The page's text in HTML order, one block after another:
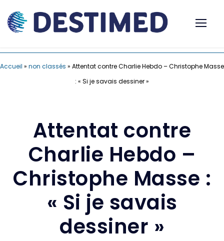
Accueil » non classés » Attentat contre Charlie Hebdo – Christophe Masse
: « Si je savais dessiner »
Attentat contre
Charlie Hebdo –
Christophe Masse :
« Si je savais
dessiner »